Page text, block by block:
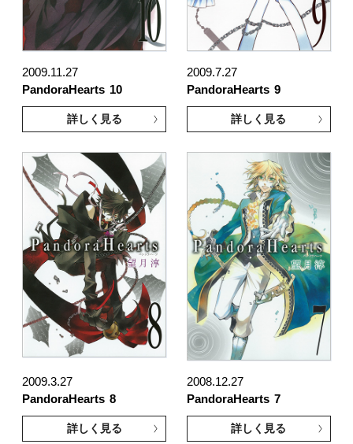
2009.11.27
PandoraHearts 10
詳しく見る
2009.7.27
PandoraHearts 9
詳しく見る
2009.3.27
PandoraHearts 8
詳しく見る
2008.12.27
PandoraHearts 7
詳しく見る